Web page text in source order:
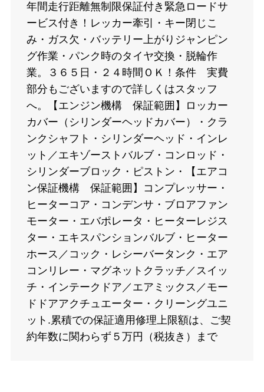
年間走行距離無制限保証付き緊急ロードサ
ービス付き！レッカー牽引・キー閉じこ
み・ガス欠・バッテリー上がりジャンピン
グ作業・パンク時のタイヤ交換・脱輪作
業。３６５日・２４時間ＯＫ！条件 実費
部分もございますので詳しくはスタッフ
へ。【エンジン機構 保証範囲】ロッカー
カバー（シリンダーヘッドカバー）・クラ
ンクシャフト・シリンダーヘッド・インレ
ット／エキゾーストバルブ・コンロッド・
シリンダーブロック・ピストン・【エアコ
ン保証機構 保証範囲】コンプレッサー・
ヒーターコア・コンデンサ・ブロアファン
モーター・エバポレータ・ヒーターレジス
ター・エキスパンションバルブ・ヒーター
ホース／コック・レシーバータンク・エア
コンリレー・マグネットクラッチ／スイッ
チ・インテークドア／エアミックス／モー
ドドアアクチュエーター・クリーングユニ
ット.累積での保証適用修理上限額は、ご契
約年数に関わらず５万円（税抜き）まで